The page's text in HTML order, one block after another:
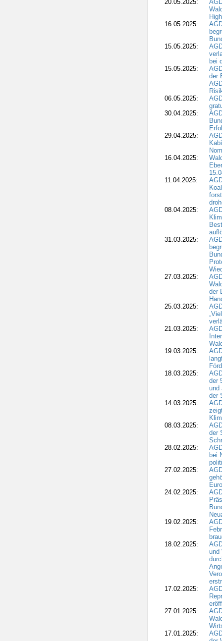
20.05.2025:
16.05.2025:
15.05.2025:
bei
15.05.2025:
der
06.05.2025:
30.04.2025:
29.04.2025:
16.04.2025:
11.04.2025:
08.04.2025:
31.03.2025:
27.03.2025:
der
25.03.2025:
21.03.2025:
19.03.2025:
18.03.2025:
der
und
der
14.03.2025:
08.03.2025:
der
28.02.2025:
bei
27.02.2025:
24.02.2025:
19.02.2025:
18.02.2025:
und
17.02.2025:
27.01.2025:
17.01.2025: